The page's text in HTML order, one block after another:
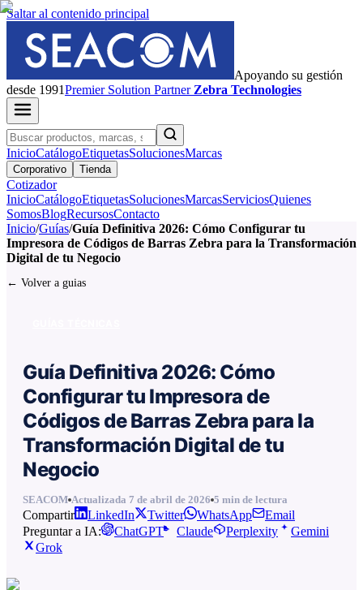
Saltar al contenido principal
Apoyando su gestión
desde 1991PremierSolution Partner Zebra Technologies
InicioCatálogoEtiquetasSolucionesMarcas
Corporativo Tienda
Cotizador
InicioCatálogoEtiquetasSolucionesMarcasServiciosQuienes
SomosBlogRecursosContacto
Inicio/Guías/Guía Definitiva 2026: Cómo Configurar tu
Impresora de Códigos de Barras Zebra para la Transformación
Digital de tu Negocio
← Volver a guias
Guía Definitiva 2026: Cómo
Configurar tu Impresora de
Códigos de Barras Zebra para la
Transformación Digital de tu
Negocio
SEACOM Actualizada 7 de abril de 2026 5 min de lectura
Compartir LinkedIn Twitter WhatsApp
Email
Preguntar a IA:
ChatGPT Claude Perplexity
Gemini
Grok